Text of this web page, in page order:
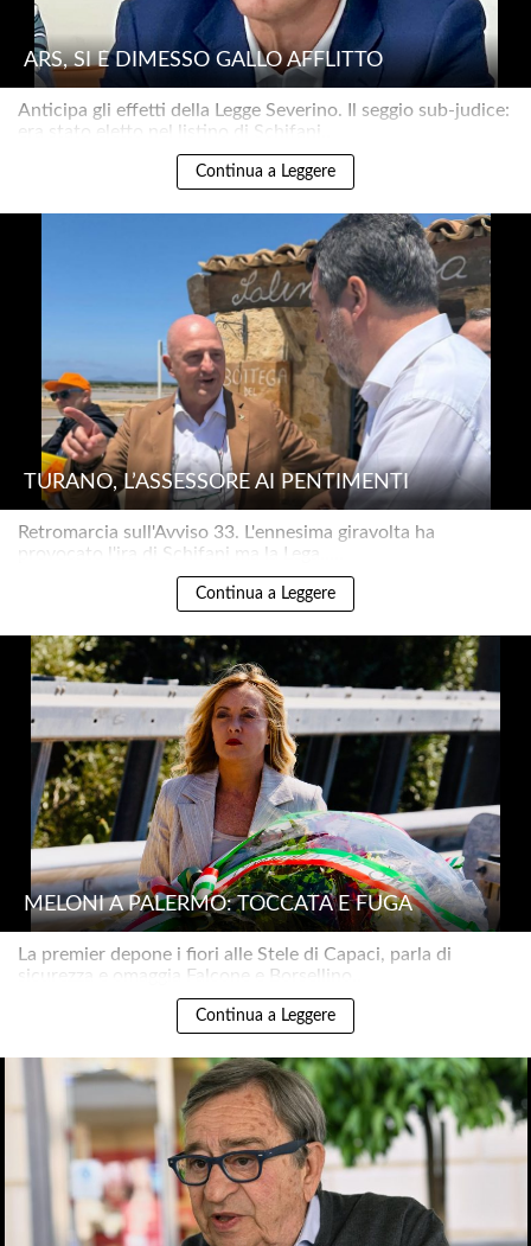
ARS, SI È DIMESSO GALLO AFFLITTO
Anticipa gli effetti della Legge Severino. Il seggio sub-judice:
era stato eletto nel listino di Schifani..
Continua a Leggere
TURANO, L’ASSESSORE AI PENTIMENTI
Retromarcia sull'Avviso 33. L'ennesima giravolta ha
provocato l'ira di Schifani ma la Lega.....
Continua a Leggere
MELONI A PALERMO: TOCCATA E FUGA
La premier depone i fiori alle Stele di Capaci, parla di
sicurezza e omaggia Falcone e Borsellino..
Continua a Leggere